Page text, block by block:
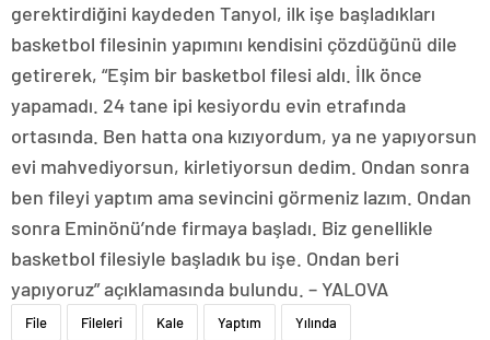
gerektirdiğini kaydeden Tanyol, ilk işe başladıkları
basketbol filesinin yapımını kendisini çözdüğünü dile
getirerek, “Eşim bir basketbol filesi aldı. İlk önce
yapamadı. 24 tane ipi kesiyordu evin etrafında
ortasında. Ben hatta ona kızıyordum, ya ne yapıyorsun
evi mahvediyorsun, kirletiyorsun dedim. Ondan sonra
ben fileyi yaptım ama sevincini görmeniz lazım. Ondan
sonra Eminönü’nde firmaya başladı. Biz genellikle
basketbol filesiyle başladık bu işe. Ondan beri
yapıyoruz” açıklamasında bulundu. – YALOVA
File Fileleri Kale Yaptım Yılında